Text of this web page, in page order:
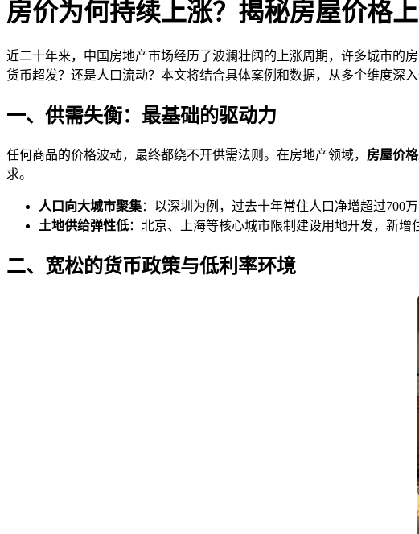
房价为何持续上涨？揭秘房屋价格
近二十年来，中国房地产市场经历了波澜壮阔的上涨周期，许多城市的
货币超发？还是人口流动？本文将结合具体案例和数据，从多个维度深
一、供需失衡：最基础的驱动力
任何商品的价格波动，最终都绕不开供需法则。在房地产领域， 房屋价
求。
人口向大城市聚集：以深圳为例，过去十年常住人口净增超过700
土地供给弹性低：北京、上海等核心城市限制建设用地开发，新增
二、宽松的货币政策与低利率环境